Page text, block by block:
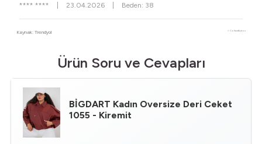
**** **** 23.04.2026 Beden: 38
Kaynak: Trendyol ⚡ CollectAction
Ürün Soru ve Cevapları
BİGDART Kadın Oversize Deri Ceket
1055 - Kiremit